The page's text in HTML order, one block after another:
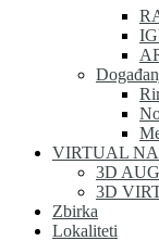
VIRTUAL
3D
3D
Zbirka
Lokaliteti